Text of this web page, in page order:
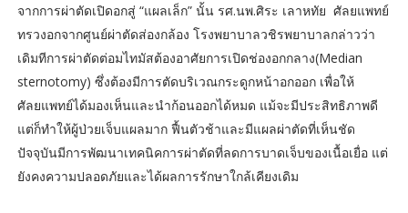
จากการผ่าตัดเปิดอกสู่ “แผลเล็ก” นั้น รศ.นพ.ศิระ เลาหทัย ศัลยแพทย์
ทรวงอกจากศูนย์ผ่าตัดส่องกล้อง โรงพยาบาลวชิรพยาบาลกล่าวว่า
เดิมทีการผ่าตัดต่อมไทมัสต้องอาศัยการเปิดช่องอกกลาง(Median
sternotomy) ซึ่งต้องมีการตัดบริเวณกระดูกหน้าอกออก เพื่อให้
ศัลยแพทย์ได้มองเห็นและนำก้อนออกได้หมด แม้จะมีประสิทธิภาพดี
แต่ก็ทำให้ผู้ป่วยเจ็บแผลมาก ฟื้นตัวช้าและมีแผลผ่าตัดที่เห็นชัด
ปัจจุบันมีการพัฒนาเทคนิคการผ่าตัดที่ลดการบาดเจ็บของเนื้อเยื่อ แต่
ยังคงความปลอดภัยและได้ผลการรักษาใกล้เคียงเดิม